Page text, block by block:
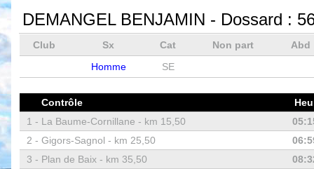
DEMANGEL BENJAMIN - Dossard :
Club Sx Cat Non part
Abd
Homme
SE
Contrôle
1 - La Baume-Cornillane - km 15,50
2 - Gigors-Sagnol - km 25,50
3 - Plan de Baix - km 35,50